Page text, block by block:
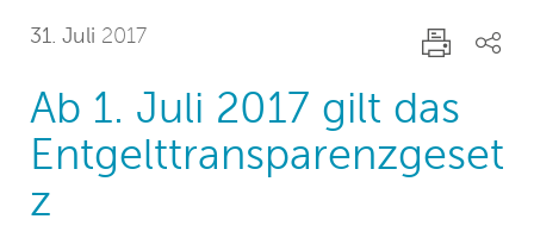
31. Juli 2017
Ab 1. Juli 2017 gilt das
Entgelttransparenzgeset
z